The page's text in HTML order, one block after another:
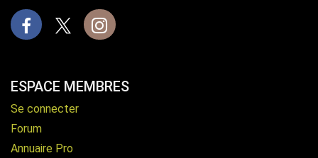
ESPACE MEMBRES
Se connecter
Forum
Annuaire Pro